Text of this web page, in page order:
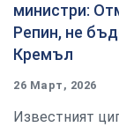
министри:
Репин, не
Кремъл
26 Март, 2026
Известният